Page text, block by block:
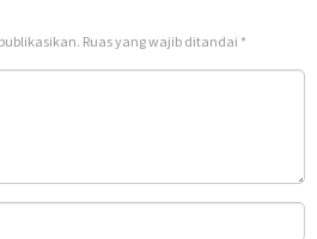
Ruas yang wajib ditandai *